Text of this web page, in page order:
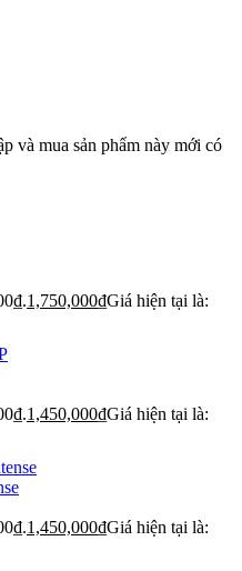
và mua sản phẩm này mới có
1,750,000₫Giá hiện tại là:
1,450,000₫Giá hiện tại là:
1,450,000₫Giá hiện tại là: